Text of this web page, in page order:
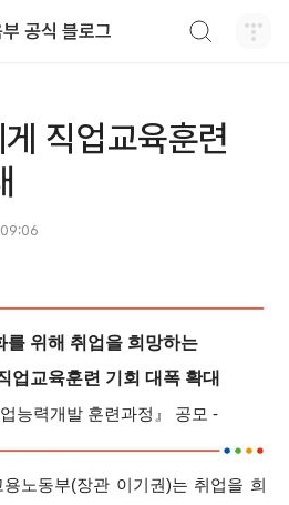
공식 블로그
직업교육훈련
09:06
를 위해 취업을 희망하는
업교육훈련 기회 대폭 확대
능력개발 훈련과정』 공모 -
노동부(장관 이기권)는 취업을 희